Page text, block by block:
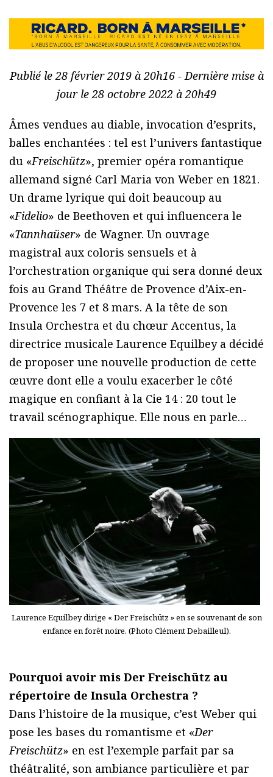
Publié le 28 février 2019 à 20h16 - Dernière mise à
jour le 28 octobre 2022 à 20h49
Âmes vendues au diable, invocation d’esprits,
balles enchantées : tel est l’univers fantastique
du «Freischütz», premier opéra romantique
allemand signé Carl Maria von Weber en 1821.
Un drame lyrique qui doit beaucoup au
«Fidelio» de Beethoven et qui influencera le
«Tannhaüser» de Wagner. Un ouvrage
magistral aux coloris sensuels et à
l’orchestration organique qui sera donné deux
fois au Grand Théâtre de Provence d’Aix-en-
Provence les 7 et 8 mars. A la tête de son
Insula Orchestra et du chœur Accentus, la
directrice musicale Laurence Equilbey a décidé
de proposer une nouvelle production de cette
œuvre dont elle a voulu exacerber le côté
magique en confiant à la Cie 14 : 20 tout le
travail scénographique. Elle nous en parle…
Laurence Equilbey dirige « Der Freischütz » en se souvenant de son
enfance en forêt noire. (Photo Clément Debailleul).
Pourquoi avoir mis Der Freischütz au
répertoire de Insula Orchestra ?
Dans l’histoire de la musique, c’est Weber qui
pose les bases du romantisme et «Der
Freischütz» en est l’exemple parfait par sa
théâtralité, son ambiance particulière et par